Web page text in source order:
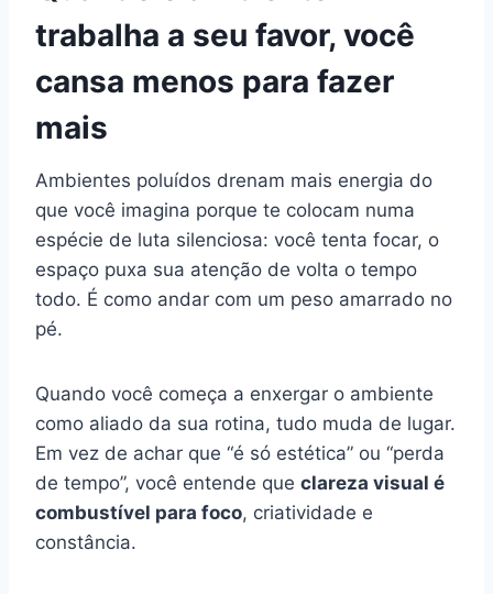
trabalha a seu favor, você
cansa menos para fazer
mais
Ambientes poluídos drenam mais energia do
que você imagina porque te colocam numa
espécie de luta silenciosa: você tenta focar, o
espaço puxa sua atenção de volta o tempo
todo. É como andar com um peso amarrado no
pé.
Quando você começa a enxergar o ambiente
como aliado da sua rotina, tudo muda de lugar.
Em vez de achar que “é só estética” ou “perda
de tempo”, você entende que clareza visual é
combustível para foco, criatividade e
constância.